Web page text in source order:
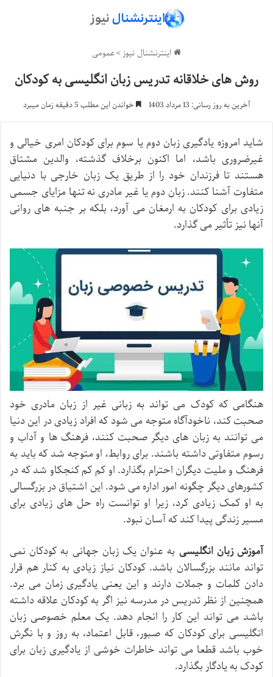
اینترنشنال نیوز>عمومی
روش های خلاقانه تدریس زبان انگلیسی به کودکان
آخرین به روز رسانی: 13 مرداد 1403 خواندن این مطلب 5 دقیقه زمان میبرد
شاید امروزه یادگیری زبان دوم یا سوم برای کودکان امری خیالی و
غیرضروری باشد، اما اکنون برخلاف گذشته، والدین مشتاق
هستند تا فرزندان خود را از طریق یک زبان خارجی با دنیایی
متفاوت آشنا کنند. زبان دوم یا غیر مادری نه تنها مزایای جسمی
زیادی برای کودکان به ارمغان می آورد، بلکه بر جنبه های روانی
آنها نیز تأثیر می گذارد.
هنگامی که کودک می تواند به زبانی غیر از زبان مادری خود
صحبت کند، ناخودآگاه متوجه می شود که افراد زیادی در این دنیا
می توانند به زبان های دیگر صحبت کنند، فرهنگ ها و آداب و
رسوم متفاوتی داشته باشند. برای روابط، او متوجه شد که باید به
فرهنگ و ملیت دیگران احترام بگذارد. او کم کم کنجکاو شد که در
کشورهای دیگر چگونه امور اداره می شود. این اشتیاق در بزرگسالی
به او کمک زیادی کرد، زیرا او توانست راه حل های زیادی برای
مسیر زندگی پیدا کند که آسان نبود.
آموزش زبان انگلیسی به عنوان یک زبان جهانی به کودکان نمی
تواند مانند بزرگسالان باشد. کودکان نیاز زیادی به کنار هم قرار
دادن کلمات و جملات دارند و این یعنی یادگیری زمان می برد.
همچنین از نظر تدریس در مدرسه نیز اگر به کودکان علاقه داشته
باشد می تواند این کار را انجام دهد. یک معلم خصوصی زبان
انگلیسی برای کودکان که صبور، قابل اعتماد، به روز و با نگرش
خوب باشد قطعا می تواند خاطرات خوشی از یادگیری زبان برای
کودک به یادگار بگذارد.